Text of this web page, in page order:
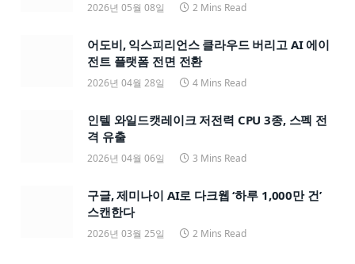
2026년 05월 08일 2 Mins Read
어도비, 익스피리언스 클라우드 버리고 AI 에이
전트 플랫폼 전면 전환
2026년 04월 28일 4 Mins Read
인텔 와일드캣레이크 저전력 CPU 3종, 스펙 전
격 유출
2026년 04월 06일 3 Mins Read
구글, 제미나이 AI로 다크웹 ‘하루 1,000만 건’
스캔한다
2026년 03월 25일 2 Mins Read